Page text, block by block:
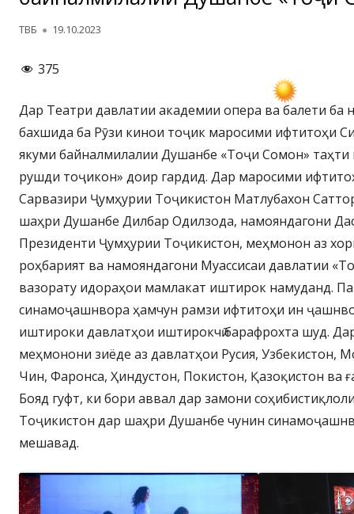
Автор
ТВБ Опубликовано
19.10.2023
375
Дар Театри давлатии академии опера ва балети ба
бахшида ба Рӯзи кинои тоҷик маросими ифтитоҳи
якуми байналмилалии Душанбе «Тоҷи Сомон»
рушди тоҷикон» доир гардид. Дар маросими
Сарвазири Ҷумҳурии Тоҷикистон Матлубахон
шаҳри Душанбе Дилбар Одилзода, намояндагони
Президенти Ҷумҳурии Тоҷикистон, меҳмонон аз
роҳбарият ва намояндагони Муассисаи давлатии
вазорату идораҳои мамлакат иштирок намуданд.
синамоҷашнвора ҳамчун рамзи ифтитоҳи ин
иштироки давлатҳои иштирокчӣ барафрохта шуд.
меҳмонони зиёде аз давлатҳои Русия, Узбекистон,
Чин, Фаронса, Ҳиндустон, Покистон, Қазоқистон ва
Бояд гуфт, ки бори аввал дар замони
Тоҷикистон дар шаҳри Душанбе чунин
мешавад.